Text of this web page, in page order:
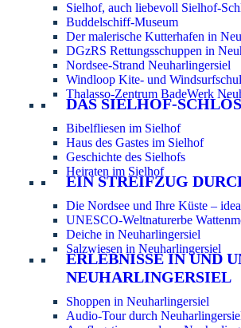
Sielhof, auch liebevoll Sielhof-
Buddelschiff-Museum
Der malerische Kutterhafen in
DGzRS Rettungsschuppen in
Nordsee-Strand Neuharlingersiel
Windloop Kite- und
Thalasso-Zentrum BadeWerk
DAS SIELHOF-
Bibelfliesen im Sielhof
Haus des Gastes im Sielhof
Geschichte des Sielhofs
Heiraten im Sielhof
EIN STREIFZUG
Die Nordsee und Ihre Küste –
UNESCO-Weltnaturerbe
Deiche in Neuharlingersiel
Salzwiesen in Neuharlingersiel
ERLEBNISSE IN UND
NEUHARLINGERSIEL
Shoppen in Neuharlingersiel
Audio-Tour durch